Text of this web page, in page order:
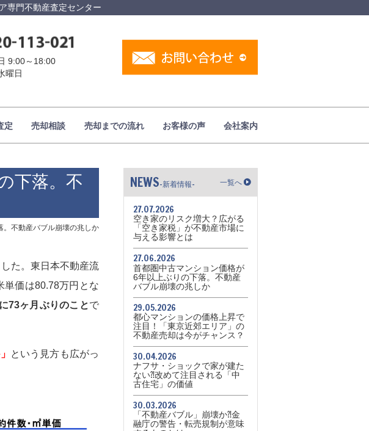
専門不動産査定センター
9:00～18:00
曜日
定 売却相談 売却までの流れ お客様の声 会社案内
下落。不
。不動産バブル崩壊の兆しか
た。東日本不動産流
単価は80.78万円とな
73ヶ月ぶりのことで
という見方も広がっ
NEWS-新着情報- 一覧へ
27.07.2026
空き家のリスク増大？広がる
「空き家税」が不動産市場に
与える影響とは
27.06.2026
首都圏中古マンション価格が
6年以上ぶりの下落。不動産
バブル崩壊の兆しか
29.05.2026
都心マンションの価格上昇で
注目！「東京近郊エリア」の
不動産売却は今がチャンス？
30.04.2026
ナフサ・ショックで家が建た
ない⁈改めて注目される「中
古住宅」の価値
30.03.2026
「不動産バブル」崩壊か⁈金
融庁の警告・転売規制が意味